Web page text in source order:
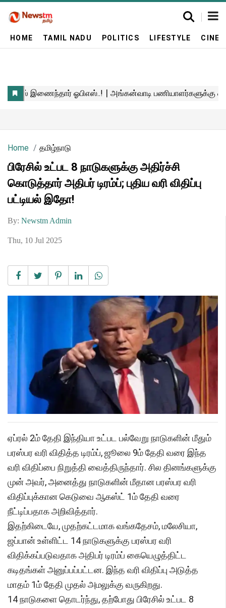
HOME TAMIL NADU POLITICS LIFESTYLE
Home தமிழ்நாடு
பிரேசில் உட்பட 8 நாடுகளுக்கு அதிர்ச்சி
கொடுத்தார் அதிபர் டிரம்ப்; புதிய வரி விதிப்பு
பட்டியல் இதோ!
By: Newstm Admin
Thu, 10 Jul 2025
ஏப்ரல் 2ம் தேதி இந்தியா உட்பட பல்வேறு நாடுகளின் மீதும்
பரஸ்பர வரி விதித்த டிரம்ப், ஜூலை 9ம் தேதி வரை இந்த
வரி விதிப்பை நிறுத்தி வைத்திருந்தார். சில தினங்களுக்கு
முன் அவர், அனைத்து நாடுகளின் மீதான பரஸ்பர வரி
விதிப்புக்கான கெடுவை ஆகஸ்ட் 1ம் தேதி வரை
நீட்டிப்பதாக அறிவித்தார்.
இதற்கிடையே, முதற்கட்டமாக வங்கதேசம், மலேசியா,
ஜப்பான் உள்ளிட்ட 14 நாடுகளுக்கு பரஸ்பர வரி
விதிக்கப்படுவதாக அதிபர் டிரம்ப் கையெழுத்திட்ட
கடிதங்கள் அனுப்பப்பட்டன. இந்த வரி விதிப்பு அடுத்த
மாதம் 1ம் தேதி முதல் அமலுக்கு வருகிறது.
14 நாடுகளை தொடர்ந்து, தற்போது பிரேசில் உட்பட 8